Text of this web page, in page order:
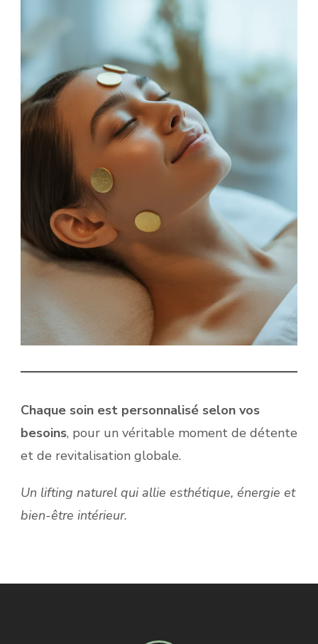
Chaque soin est personnalisé selon vos
besoins, pour un véritable moment de détente
et de revitalisation globale.
Un lifting naturel qui allie esthétique, énergie et
bien-être intérieur.